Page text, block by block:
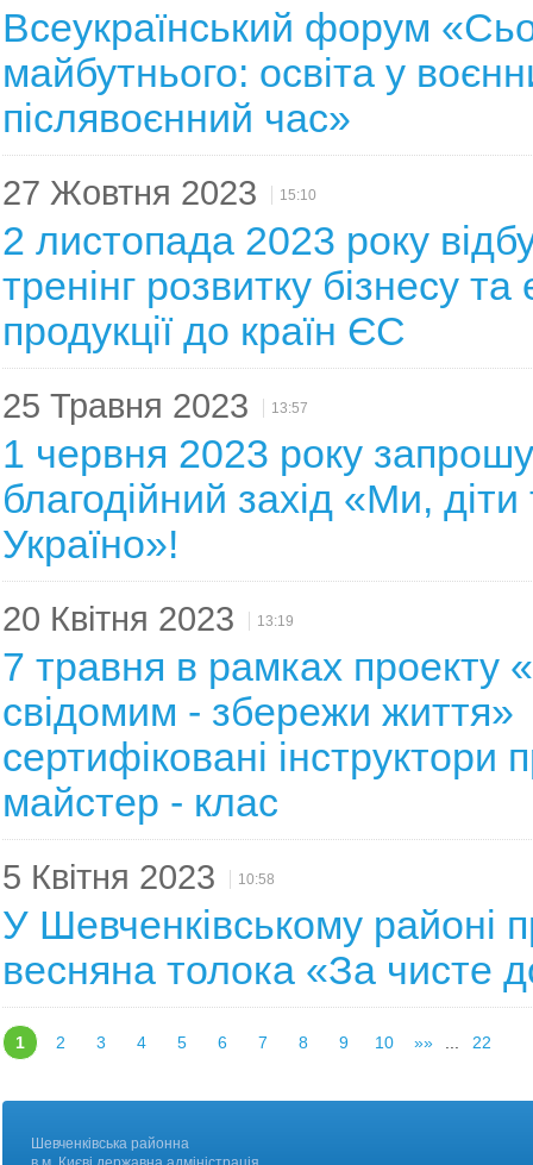
Всеукраїнський форум
майбутнього: освіта у
післявоєнний час»
27 Жовтня 2023 15:10
2 листопада 2023 року
тренінг розвитку бізнесу та
продукції до країн ЄС
25 Травня 2023 13:57
1 червня 2023 року
благодійний захід «Ми, діти
Україно»!
20 Квітня 2023 13:19
7 травня в рамках проекту
свідомим - збережи життя»
сертифіковані інструктори
майстер - клас
5 Квітня 2023 10:58
У Шевченківському районі
весняна толока «За чисте
1 2 3 4 5 6 7 8 9 10 »» 22
Шевченківська районна